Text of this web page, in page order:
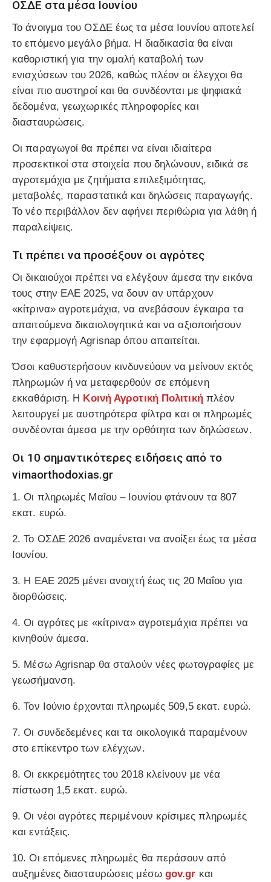
ΟΣΔΕ στα μέσα Ιουνίου
Το άνοιγμα του ΟΣΔΕ έως τα μέσα Ιουνίου αποτελεί
το επόμενο μεγάλο βήμα. Η διαδικασία θα είναι
καθοριστική για την ομαλή καταβολή των
ενισχύσεων του 2026, καθώς πλέον οι έλεγχοι θα
είναι πιο αυστηροί και θα συνδέονται με ψηφιακά
δεδομένα, γεωχωρικές πληροφορίες και
διασταυρώσεις.
Οι παραγωγοί θα πρέπει να είναι ιδιαίτερα
προσεκτικοί στα στοιχεία που δηλώνουν, ειδικά σε
αγροτεμάχια με ζητήματα επιλεξιμότητας,
μεταβολές, παραστατικά και δηλώσεις παραγωγής.
Το νέο περιβάλλον δεν αφήνει περιθώρια για λάθη ή
παραλείψεις.
Τι πρέπει να προσέξουν οι αγρότες
Οι δικαιούχοι πρέπει να ελέγξουν άμεσα την εικόνα
τους στην ΕΑΕ 2025, να δουν αν υπάρχουν
«κίτρινα» αγροτεμάχια, να ανεβάσουν έγκαιρα τα
απαιτούμενα δικαιολογητικά και να αξιοποιήσουν
την εφαρμογή Agrisnap όπου απαιτείται.
Όσοι καθυστερήσουν κινδυνεύουν να μείνουν εκτός
πληρωμών ή να μεταφερθούν σε επόμενη
εκκαθάριση. Η Κοινή Αγροτική Πολιτικήπλέον
λειτουργεί με αυστηρότερα φίλτρα και οι πληρωμές
συνδέονται άμεσα με την ορθότητα των δηλώσεων.
Οι 10 σημαντικότερες ειδήσεις από το
vimaorthodoxias.gr
1. Οι πληρωμές Μαΐου – Ιουνίου φτάνουν τα 807
εκατ. ευρώ.
2. Το ΟΣΔΕ 2026 αναμένεται να ανοίξει έως τα μέσα
Ιουνίου.
3. Η ΕΑΕ 2025 μένει ανοιχτή έως τις 20 Μαΐου για
διορθώσεις.
4. Οι αγρότες με «κίτρινα» αγροτεμάχια πρέπει να
κινηθούν άμεσα.
5. Μέσω Agrisnap θα σταλούν νέες φωτογραφίες με
γεωσήμανση.
6. Τον Ιούνιο έρχονται πληρωμές 509,5 εκατ. ευρώ.
7. Οι συνδεδεμένες και τα οικολογικά παραμένουν
στο επίκεντρο των ελέγχων.
8. Οι εκκρεμότητες του 2018 κλείνουν με νέα
πίστωση 1,5 εκατ. ευρώ.
9. Οι νέοι αγρότες περιμένουν κρίσιμες πληρωμές
και εντάξεις.
10. Οι επόμενες πληρωμές θα περάσουν από
αυξημένες διασταυρώσεις μέσω gov.gr και